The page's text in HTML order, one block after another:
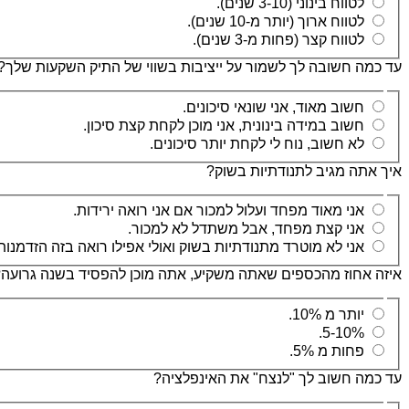
לטווח בינוני (3-10 שנים).
לטווח ארוך (יותר מ-10 שנים).
לטווח קצר (פחות מ-3 שנים).
עד כמה חשובה לך לשמור על ייציבות בשווי של התיק השקעות
חשוב מאוד, אני שונאי סיכונים.
חשוב במידה בינונית, אני מוכן לקחת קצת סיכון.
לא חשוב, נוח לי לקחת יותר סיכונים.
איך אתה מגיב לתנודתיות בשוק?
אני מאוד מפחד ועלול למכור אם אני רואה ירידות.
אני קצת מפחד, אבל משתדל לא למכור.
אני לא מוטרד מתנודתיות בשוק ואולי אפילו רואה בזה
איזה אחוז מהכספים שאתה משקיע, אתה מוכן להפסיד בשנה
יותר מ 10%.
5-10%.
פחות מ 5%.
עד כמה חשוב לך "לנצח" את האינפלציה?